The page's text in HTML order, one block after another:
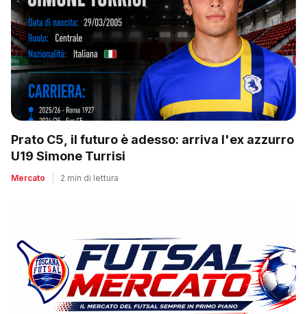
Prato C5, il futuro è adesso: arriva l'ex azzurro
U19 Simone Turrisi
Mercato 2 min di lettura